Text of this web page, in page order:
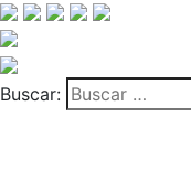
Buscar: